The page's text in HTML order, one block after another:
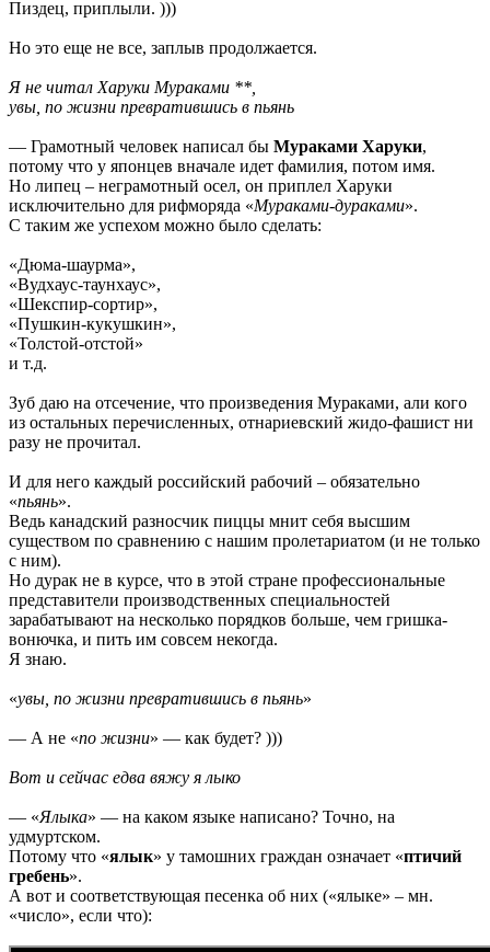
Пиздец, приплыли. )))
Но это еще не все, заплыв продолжается.
Я не читал Харуки Мураками **,
увы, по жизни превратившись в пьянь
— Грамотный человек написал бы Мураками Харуки,
потому что у японцев вначале идет фамилия, потом имя.
Но липец – неграмотный осел, он приплел Харуки
исключительно для рифморяда «Мураками-дураками».
С таким же успехом можно было сделать:
«Дюма-шаурма»,
«Вудхаус-таунхаус»,
«Шекспир-сортир»,
«Пушкин-кукушкин»,
«Толстой-отстой»
и т.д.
Зуб даю на отсечение, что произведения Мураками, али кого
из остальных перечисленных, отнариевский жидо-фашист ни
разу не прочитал.
И для него каждый российский рабочий – обязательно
«пьянь».
Ведь канадский разносчик пиццы мнит себя высшим
существом по сравнению с нашим пролетариатом (и не только
с ним).
Но дурак не в курсе, что в этой стране профессиональные
представители производственных специальностей
зарабатывают на несколько порядков больше, чем гришка-
вонючка, и пить им совсем некогда.
Я знаю.
«увы, по жизни превратившись в пьянь»
— А не «по жизни» — как будет? )))
Вот и сейчас едва вяжу я лыко
— «Ялыка» — на каком языке написано? Точно, на
удмуртском.
Потому что «ялык» у тамошних граждан означает «птичий
гребень».
А вот и соответствующая песенка об них («ялыке» – мн.
«число», если что):